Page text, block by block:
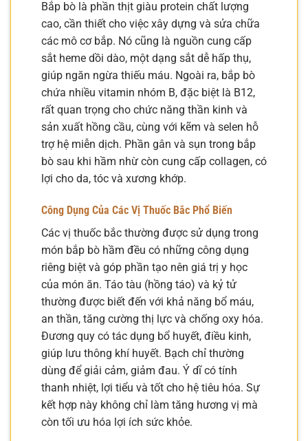
Bắp bò là phần thịt giàu protein chất lượng
cao, cần thiết cho việc xây dựng và sửa chữa
các mô cơ bắp. Nó cũng là nguồn cung cấp
sắt heme dồi dào, một dạng sắt dễ hấp thụ,
giúp ngăn ngừa thiếu máu. Ngoài ra, bắp bò
chứa nhiều vitamin nhóm B, đặc biệt là B12,
rất quan trọng cho chức năng thần kinh và
sản xuất hồng cầu, cùng với kẽm và selen hỗ
trợ hệ miễn dịch. Phần gân và sụn trong bắp
bò sau khi hầm nhừ còn cung cấp collagen, có
lợi cho da, tóc và xương khớp.
Công Dụng Của Các Vị Thuốc Bắc Phổ Biến
Các vị thuốc bắc thường được sử dụng trong
món bắp bò hầm đều có những công dụng
riêng biệt và góp phần tạo nên giá trị y học
của món ăn. Táo tàu (hồng táo) và kỷ tử
thường được biết đến với khả năng bổ máu,
an thần, tăng cường thị lực và chống oxy hóa.
Đương quy có tác dụng bổ huyết, điều kinh,
giúp lưu thông khí huyết. Bạch chỉ thường
dùng để giải cảm, giảm đau. Ý dĩ có tính
thanh nhiệt, lợi tiểu và tốt cho hệ tiêu hóa. Sự
kết hợp này không chỉ làm tăng hương vị mà
còn tối ưu hóa lợi ích sức khỏe.